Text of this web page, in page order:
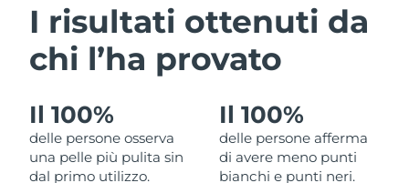
I risultati ottenuti da
chi l’ha provato
Il 100%
delle persone osserva
una pelle più pulita sin
dal primo utilizzo.
Il 100%
delle persone afferma
di avere meno punti
bianchi e punti neri.
Lettonia Consegna stimata 29/1/2026
Libano Consegna stimata
Lussemburgo Consegna stimata29/1/2026